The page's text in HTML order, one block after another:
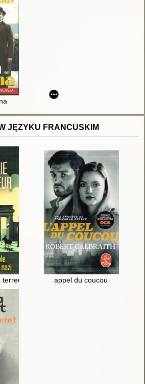
JĘZYKU FRANCUSKIM
appel du coucou